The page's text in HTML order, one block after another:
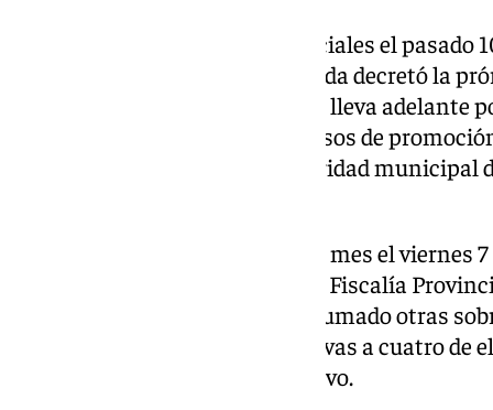
Según informaron fuentes judiciales el pasado
Instrucción número 4 de Granada decretó la
sumario de la investigación que lleva adelante
amaños en oposiciones y procesos de
seis agentes del cuerpo de seguridad
La prórroga se decretaba por un mes el viernes
previamente interpuestas en la Fiscalía
Granada y Albolote, se habían sumado otras
municipios, de las que las relativas a cuatro de
diligencias penales tras el archivo.